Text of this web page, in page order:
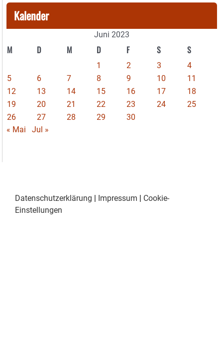
Kalender
Juni 2023
M D M D F S S
1 2 3
4
5
6 7 8 9 10
11
12
13 14 15 16 17
18
19
20 21 22 23 24
25
26
27 28 29
30
« Mai
Jul »
Datenschutzerklärung Impressum
Cookie-
Einstellungen